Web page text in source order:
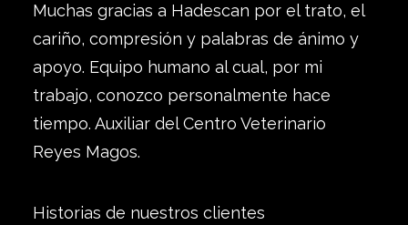
Muchas gracias a Hadescan por el trato, el
cariño, compresión y palabras de ánimo y
apoyo. Equipo humano al cual, por mi
trabajo, conozco personalmente hace
tiempo. Auxiliar del Centro Veterinario
Reyes Magos.
Historias de nuestros clientes